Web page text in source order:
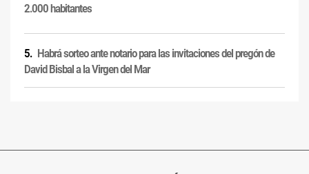
2.000 habitantes
Habrá sorteo ante notario para las invitaciones del pregón de
David Bisbal a la Virgen del Mar